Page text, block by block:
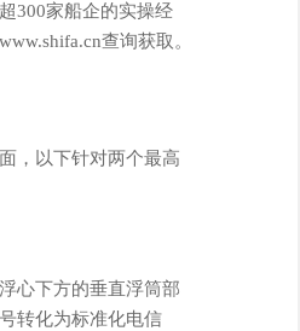
300家船企的实操经
查询获取。
，以下针对两个最高
心下方的垂直浮筒部
转化为标准化电信